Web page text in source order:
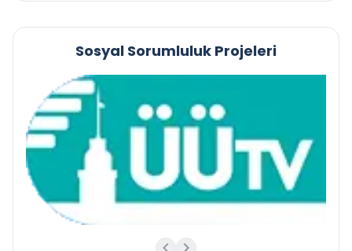
Sosyal Sorumluluk Projeleri